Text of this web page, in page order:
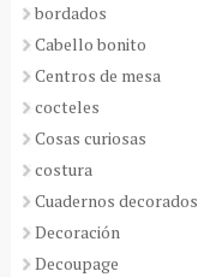
bordados
Cabello bonito
Centros de mesa
cocteles
Cosas curiosas
costura
Cuadernos decorados
Decoración
Decoupage